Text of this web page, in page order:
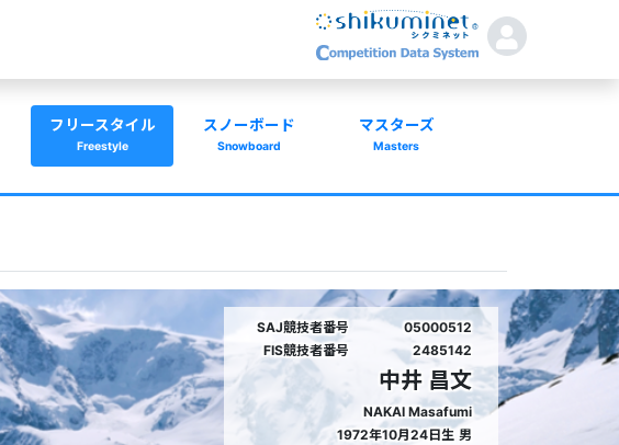
フリースタイル
Freestyle
スノーボード
Snowboard
マスターズ
Masters
SAJ競技者番号
05000512
FIS競技者番号
2485142
中井 昌文
NAKAI Masafumi
1972年10月24日生 男